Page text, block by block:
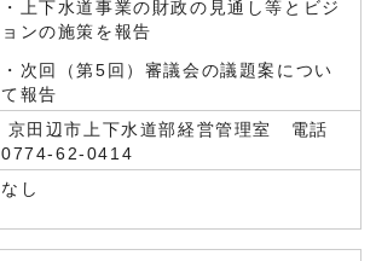
・上下水道事業の財政の見通し等とビジ
ョンの施策を報告
・次回（第5回）審議会の議題案につい
て報告
京田辺市上下水道部経営管理室 電話
0774-62-0414
なし